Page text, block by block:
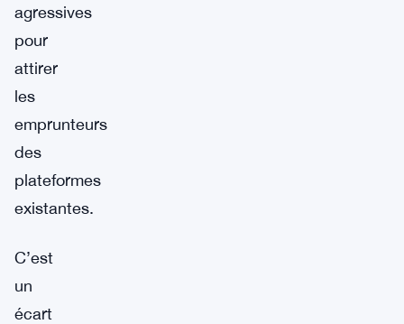
agressives
pour
attirer
les
emprunteurs
des
plateformes
existantes.
C’est
un
écart